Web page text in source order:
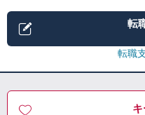
転
転職